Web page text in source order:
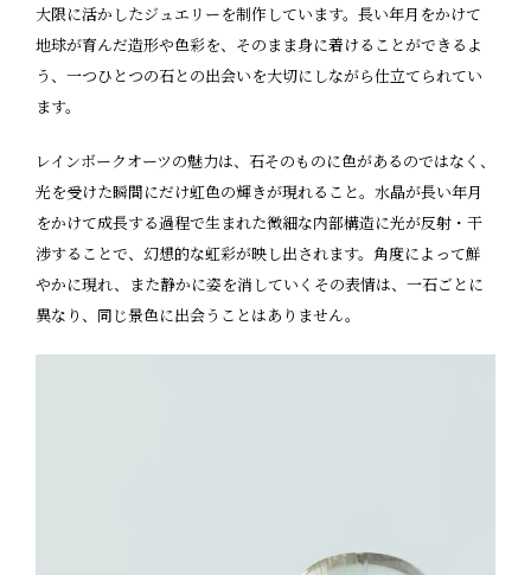
大限に活かしたジュエリーを制作しています。長い年月をかけて
地球が育んだ造形や色彩を、そのまま身に着けることができるよ
う、一つひとつの石との出会いを大切にしながら仕立てられてい
ます。
レインボークオーツの魅力は、石そのものに色があるのではなく、
光を受けた瞬間にだけ虹色の輝きが現れること。水晶が長い年月
をかけて成長する過程で生まれた微細な内部構造に光が反射・干
渉することで、幻想的な虹彩が映し出されます。角度によって鮮
やかに現れ、また静かに姿を消していくその表情は、一石ごとに
異なり、同じ景色に出会うことはありません。